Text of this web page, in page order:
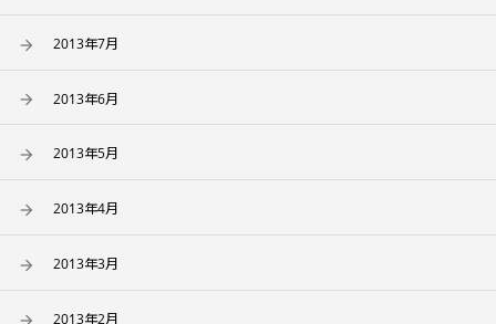
2013年7月
2013年6月
2013年5月
2013年4月
2013年3月
2013年2月